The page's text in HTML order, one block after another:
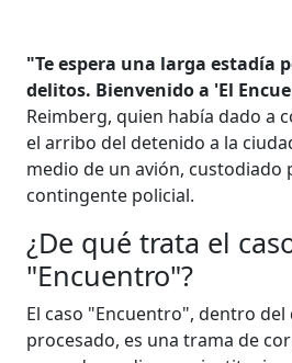
"Te espera una larga estadía
delitos. Bienvenido a 'El
Reimberg, quien había dado a
el arribo del detenido a la
medio de un avión, custodiado
contingente policial.
¿De qué trata el
"Encuentro"?
El caso "Encuentro", dentro del
procesado, es una trama de